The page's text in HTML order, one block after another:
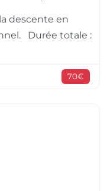
descente en
Durée totale :
70€